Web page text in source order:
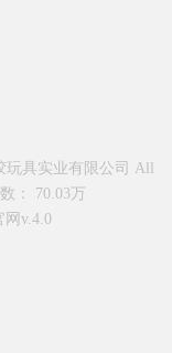
玩具实业有限公司 All
： 70.03万
网v.4.0